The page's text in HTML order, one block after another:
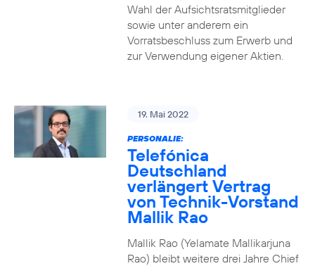
Wahl der Aufsichtsratsmitglieder
sowie unter anderem ein
Vorratsbeschluss zum Erwerb und
zur Verwendung eigener Aktien.
19. Mai 2022
PERSONALIE:
Telefónica
Deutschland
verlängert Vertrag
von Technik-Vorstand
Mallik Rao
Mallik Rao (Yelamate Mallikarjuna
Rao) bleibt weitere drei Jahre Chief